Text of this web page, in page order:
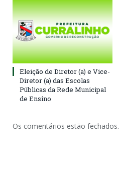
Eleição de Diretor (a) e Vice-
Diretor (a) das Escolas
Públicas da Rede Municipal
de Ensino
Os comentários estão fechados.